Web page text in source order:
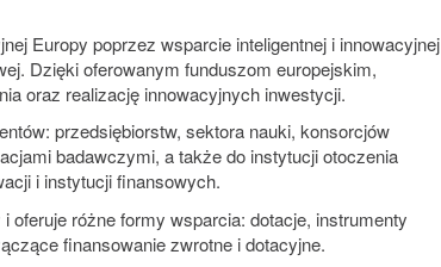
Europy poprzez wsparcie inteligentnej i innowacyjnej
Dzięki oferowanym funduszom europejskim,
oraz realizację innowacyjnych inwestycji.
przedsiębiorstw, sektora nauki, konsorcjów
badawczymi, a także do instytucji otoczenia
i instytucji finansowych.
oferuje różne formy wsparcia: dotacje, instrumenty
finansowanie zwrotne i dotacyjne.